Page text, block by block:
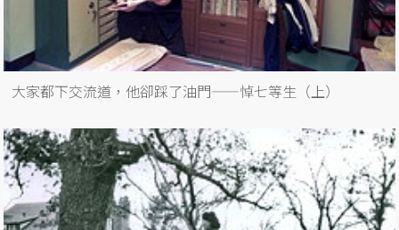
大家都下交流道，他卻踩了油門——悼七等生（上）